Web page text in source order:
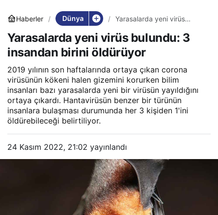
Haberler Dünya
Yarasalarda yeni virüs
öldürüyor
Yarasalarda yeni virüs bulundu: 3
insandan birini öldürüyor
2019 yılının son haftalarında ortaya çıkan corona
virüsünün kökeni halen gizemini korurken bilim
insanları bazı yarasalarda yeni bir virüsün yayıldığını
ortaya çıkardı. Hantavirüsün benzer bir türünün
insanlara bulaşması durumunda her 3 kişiden 1'ini
öldürebileceği belirtiliyor.
24 Kasım 2022, 21:02 yayınlandı